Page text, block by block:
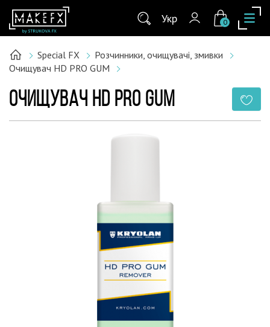
Укр 0
Special FX
Розчинники, очищувачі, змивки
Очищувач HD PRO GUM
ОЧИЩУВАЧ HD PRO GUM